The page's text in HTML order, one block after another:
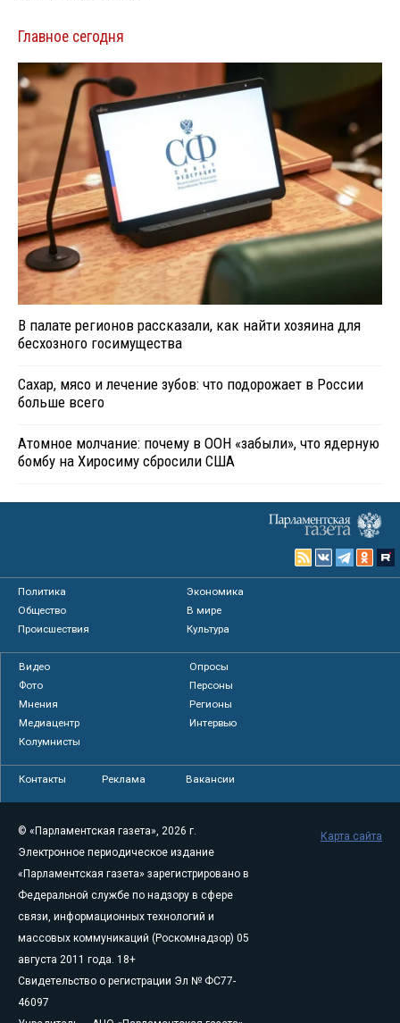
Главное сегодня
В палате регионов рассказали, как найти хозяина для
бесхозного госимущества
Сахар, мясо и лечение зубов: что подорожает в России
больше всего
Атомное молчание: почему в ООН «забыли», что ядерную
бомбу на Хиросиму сбросили США
Политика
Экономика
Общество
В мире
Происшествия
Культура
Видео
Опросы
Фото
Персоны
Мнения
Регионы
Медиацентр
Интервью
Колумнисты
Контакты Реклама Вакансии
© «Парламентская газета», 2026 г.
Электронное периодическое издание
«Парламентская газета» зарегистрировано в
Федеральной службе по надзору в сфере
связи, информационных технологий и
массовых коммуникаций (Роскомнадзор) 05
августа 2011 года. 18+
Свидетельство о регистрации Эл № ФС77-
46097
Карта сайта